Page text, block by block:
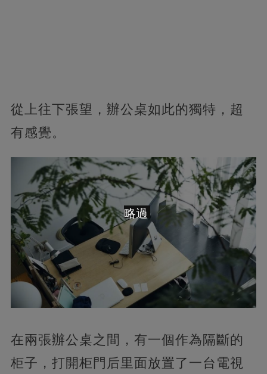
從上往下張望，辦公桌如此的獨特，超
有感覺。
在兩張辦公桌之間，有一個作為隔斷的
柜子，打開柜門后里面放置了一台電視
略過